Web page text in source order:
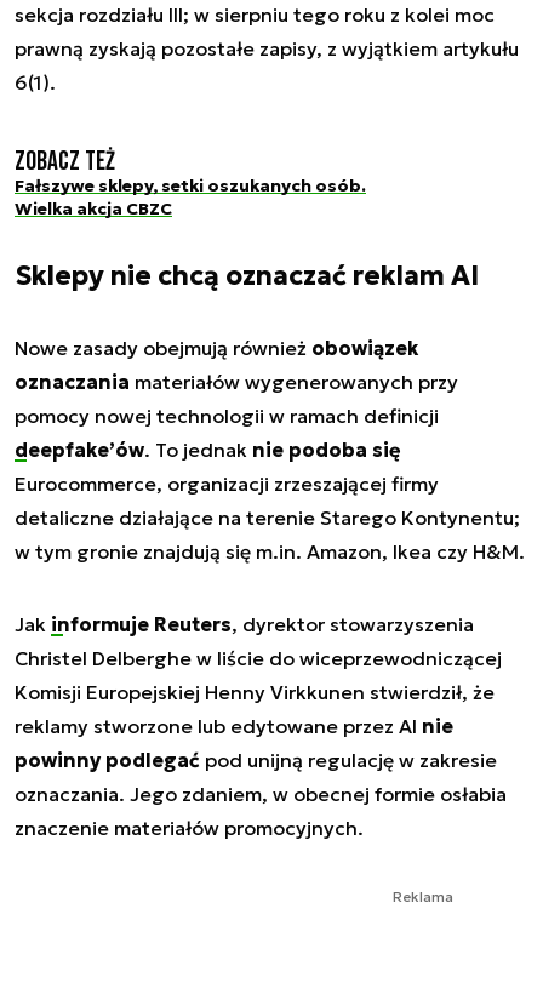
sekcja rozdziału III; w sierpniu tego roku z kolei moc
prawną zyskają pozostałe zapisy, z wyjątkiem artykułu
6(1).
Zobacz też
Fałszywe sklepy, setki oszukanych osób.
Wielka akcja CBZC
Sklepy nie chcą oznaczać reklam AI
Nowe zasady obejmują również obowiązek
oznaczania materiałów wygenerowanych przy
pomocy nowej technologii w ramach definicji
deepfake’ów. To jednak nie podoba się
Eurocommerce, organizacji zrzeszającej firmy
detaliczne działające na terenie Starego Kontynentu;
w tym gronie znajdują się m.in. Amazon, Ikea czy H&M.
Jak informuje Reuters, dyrektor stowarzyszenia
Christel Delberghe w liście do wiceprzewodniczącej
Komisji Europejskiej Henny Virkkunen stwierdził, że
reklamy stworzone lub edytowane przez AI nie
powinny podlegać pod unijną regulację w zakresie
oznaczania. Jego zdaniem, w obecnej formie osłabia
znaczenie materiałów promocyjnych.
Reklama